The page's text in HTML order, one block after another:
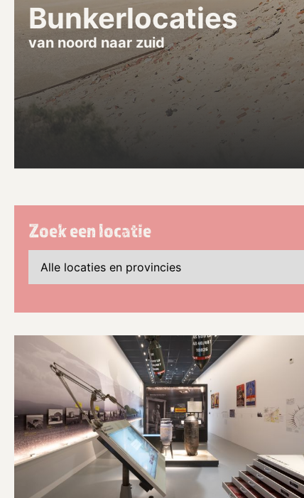
Bunkerlocaties
van noord naar zuid
Zoek een locatie